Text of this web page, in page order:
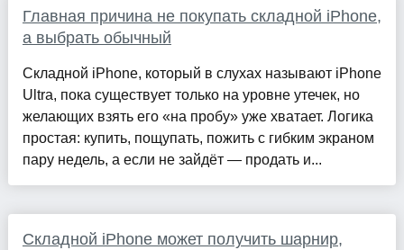
Главная причина не покупать складной iPhone,
а выбрать обычный
Складной iPhone, который в слухах называют iPhone
Ultra, пока существует только на уровне утечек, но
желающих взять его «на пробу» уже хватает. Логика
простая: купить, пощупать, пожить с гибким экраном
пару недель, а если не зайдёт — продать и...
Складной iPhone может получить шарнир,